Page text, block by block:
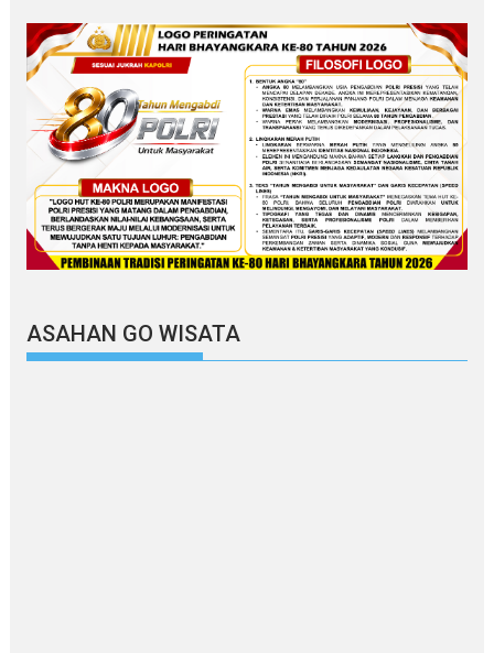
ASAHAN GO WISATA